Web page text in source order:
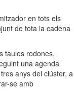
en tots els
de tota la cadena
taules rodones,
una agenda
anys del clúster, a
se amb